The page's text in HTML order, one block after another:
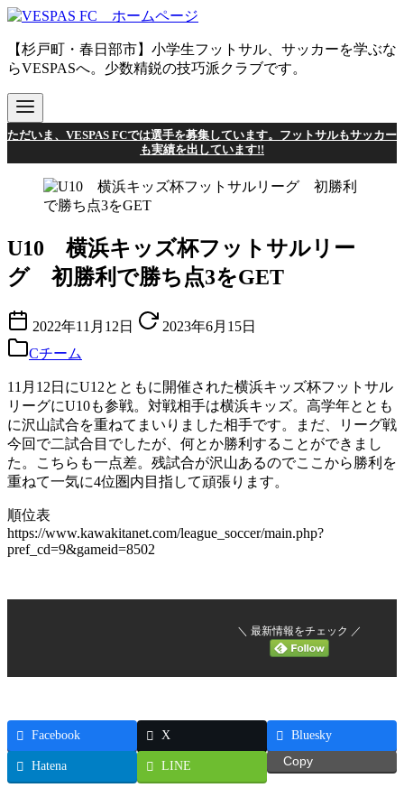
コ
テ
ン
ツ
へ
移
【杉戸町・春日部市】小学生フットサル、サッカーを学ぶな
らVESPASへ。少数精鋭の技巧派クラブです。
ただいま、VESPAS FCでは選手を募集しています。フットサルもサッカー
も実績を出しています!!
U10 横浜キッズ杯フットサルリー
グ 初勝利で勝ち点3をGET
2022年11月12日
2023年6月15日
Cチーム
11月12日にU12とともに開催された横浜キッズ杯フットサル
リーグにU10も参戦。対戦相手は横浜キッズ。高学年ととも
に沢山試合を重ねてまいりました相手です。まだ、リーグ戦
今回で二試合目でしたが、何とか勝利することができまし
た。こちらも一点差。残試合が沢山あるのでここから勝利を
重ねて一気に4位圏内目指して頑張ります。
順位表
https://www.kawakitanet.com/league_soccer/main.php?
pref_cd=9&gameid=8502
＼ 最新情報をチェック ／
Facebook X Bluesky
Hatena LINE Copy